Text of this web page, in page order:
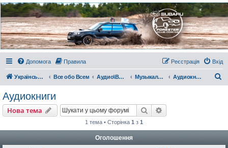
Украинский Форестер
Клуб
Всеукраинский клуб владельцев Subaru Forester. Клубные покатушки на природе и
еженедельные встречи, скидки от партнеров и просто много общения с друзьями.
Присоединяйтесь. Think. Feel. Drive.
Допомога
Правила Вхід
Реєстрація
Український Форестер Клуб Все обо Всем Аудио\Видео\РС Музыкальный киоскъ Аудиокниги
Аудиокниги
Нова тема Пошук
1 тема • Сторінка 1 з 1
Оголошення